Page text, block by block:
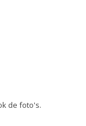
de foto's.